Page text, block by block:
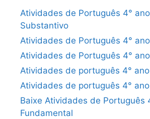
Atividades de Português 4°
Substantivo
Atividades de Português 4°
Atividades de Português 4° ano
Atividades de português 4°
Atividades de português 4°
Baixe Atividades de Português
Fundamental